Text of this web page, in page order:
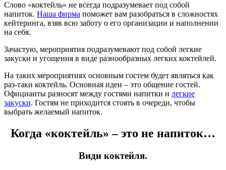
Слово «коктейль» не всегда подразумевает под собой
напиток. Наша фирма поможет вам разобраться в сложностях
кейтеринга, взяв всю заботу о его организации и наполнении
на себя.
Зачастую, мероприятия подразумевают под собой легкие
закуски и угощения в виде разнообразных легких коктейлей.
На таких мероприятиях основным гостем будет являться как
раз-таки коктейль. Основная идеи – это общение гостей.
Официанты разносят между гостями напитки и легкие
закуски. Гостям не приходится стоять в очереди, чтобы
выбрать желаемый напиток.
Когда «коктейль» – это не напиток…
Види коктейля.